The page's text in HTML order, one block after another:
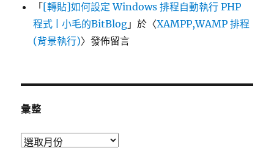
「[轉貼]如何設定 Windows 排程自動執行 PHP
程式 | 小毛的BitBlog 」於〈XAMPP,WAMP 排程
(背景執行)〉發佈留言
彙整
彙